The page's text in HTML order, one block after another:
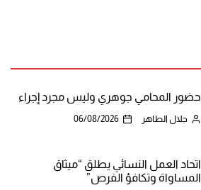
حضور المحامي جوهري وليس مجرد إجراء
جلال الطاهر 06/08/2026
اتحاد العمل النسائي يطلق “ميثاق
المساواة وتكافؤ الفرص”